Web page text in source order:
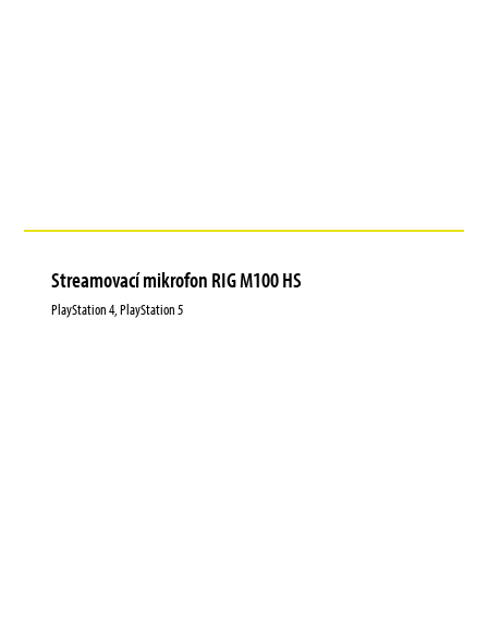
Streamovací mikrofon RIG M100 HS
PlayStation 4, PlayStation 5